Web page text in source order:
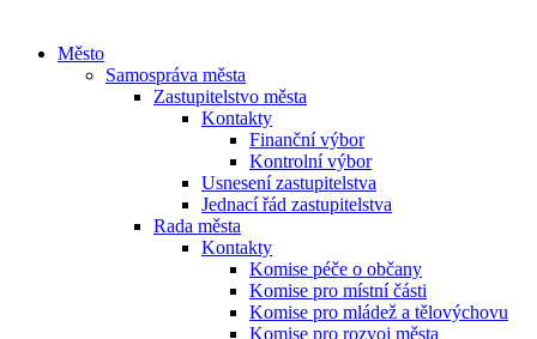
Město
Samospráva města
Zastupitelstvo města
Kontakty
Finanční výbor
Kontrolní výbor
Usnesení zastupitelstva
Jednací řád zastupitelstva
Rada města
Kontakty
Komise péče o občany
Komise pro místní části
Komise pro mládež a tělovýchovu
Komise pro rozvoj města